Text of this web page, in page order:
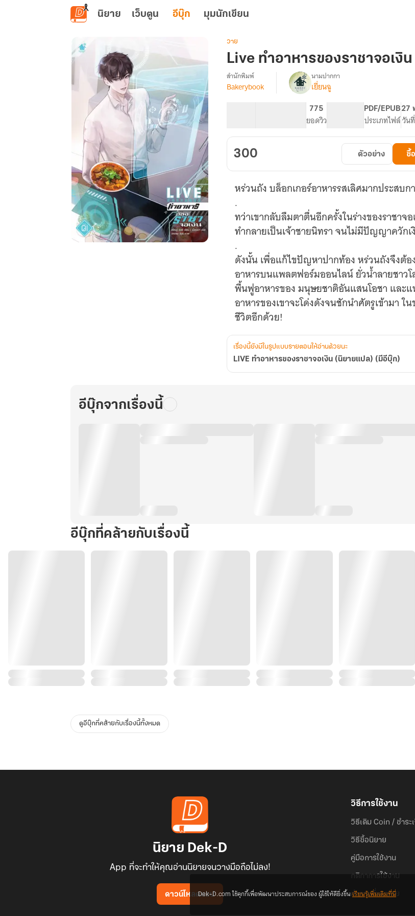
ข้ามไปยังเนื้อหาหลัก
นิยาย เว็บตูน อีบุ๊ก มุมนักเขียน
วาย
Live ทำอาหารของราชาจอเงิน
เรื่องLIVE
จอ
เงิน
(นิยาย
แปล)
สำนักพิมพ์
Bakerybook
นามปากกา
เยี่ยนฉู
775
ยอดวิว
PDF/EPUB
ประเภทไฟล์
27
วัน
300 ตัวอย่าง ซื้
หร่วนถัง บล็อกเกอร์อาหารรสเลิศมากประส
.
ทว่าเขากลับลืมตาตื่นอีกครั้งในร่างของราชา
ทำกลายเป็นเจ้าชายนิทรา จนไม่มีปัญญาควักเ
.
ดังนั้น เพื่อแก้ไขปัญหาปากท้อง หร่วนถังจึงต้อ
อาหารบนแพลตฟอร์มออนไลน์ ยั่วน้ำลายชาว
พื้นฟูอาหารของ มนุษยชาติอันแสนโอชา และแ
อาหารของเขาจะโด่งดังจนชักนำศัตรูเข้ามา
ชีวิตอีกด้วย!
เรื่องนี้ยังมีในรูปแบบรายตอนให้อ่านด้วยนะ
LIVE ทำอาหารของราชาจอเงิน (นิยายแปล) (มีอีบุ๊ก)
อีบุ๊กจากเรื่องนี้
อีบุ๊กที่คล้ายกับเรื่องนี้
ดูอีบุ๊กที่คล้ายกับเรื่องนี้ทั้งหมด
นิยาย Dek-D
App ที่จะทำให้คุณอ่านนิยายจนวางมือถือไม่ลง!
ดาวน์โหลดแอป
วิธีการใช้งาน
วิธีเติม Coin / ชำระ
วิธีซื้อนิยาย
คู่มือการใช้งาน
กติกาการใช้งาน
คำถามที่พบบ่อย
Dek-D.com ใช้คุกกี้เพื่อพัฒนาประสบการณ์ของ ผู้ใช้ให้ดียิ่งขึ้นเรียนรู้เพิ่มเติมที่นี่